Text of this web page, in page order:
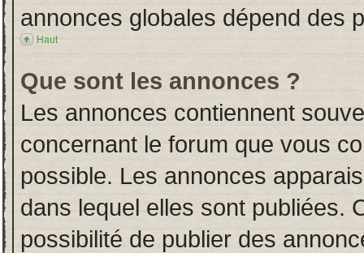
annonces globales dépend des
Haut
Que sont les annonces ?
Les annonces contiennent
concernant le forum que vous
possible. Les annonces
dans lequel elles sont publiées.
possibilité de publier des